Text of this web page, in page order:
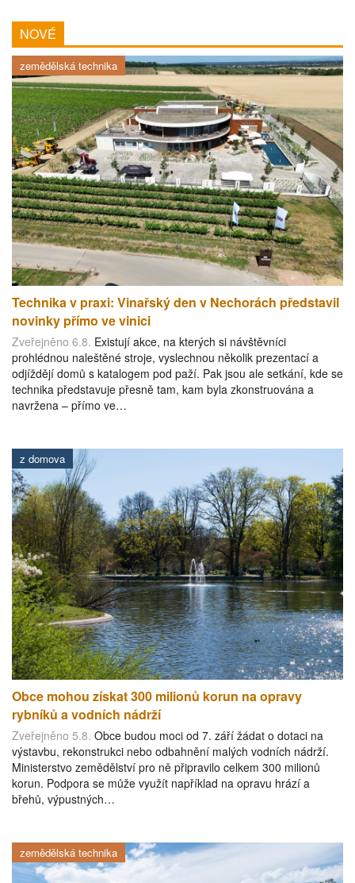
NOVÉ
zemědělská technika
Technika v praxi: Vinařský den v Nechorách představil
novinky přímo ve vinici
Zveřejněno 6.8. Existují akce, na kterých si návštěvníci
prohlédnou naleštěné stroje, vyslechnou několik prezentací a
odjíždějí domů s katalogem pod paží. Pak jsou ale setkání, kde se
technika představuje přesně tam, kam byla zkonstruována a
navržena – přímo ve…
z domova
Obce mohou získat 300 milionů korun na opravy
rybníků a vodních nádrží
Zveřejněno 5.8. Obce budou moci od 7. září žádat o dotaci na
výstavbu, rekonstrukci nebo odbahnění malých vodních nádrží.
Ministerstvo zemědělství pro ně připravilo celkem 300 milionů
korun. Podpora se může využít například na opravu hrází a
břehů, výpustných…
zemědělská technika